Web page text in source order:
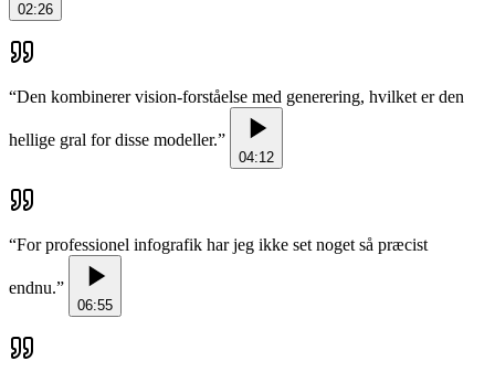
02:26
“Den kombinerer vision-forståelse med generering, hvilket er den
hellige gral for disse modeller.”
04:12
“For professionel infografik har jeg ikke set noget så præcist
endnu.”
06:55